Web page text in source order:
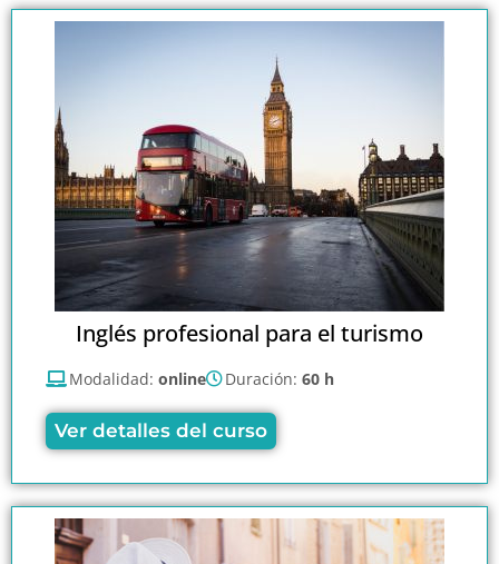
Inglés profesional para el turismo
Modalidad: online Duración: 60 h
Ver detalles del curso